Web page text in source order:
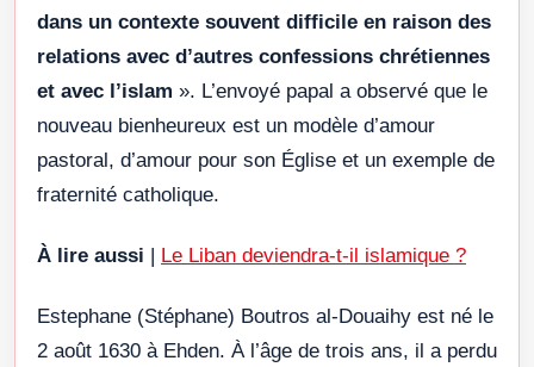
dans un contexte souvent difficile en raison des
relations avec d’autres confessions chrétiennes
et avec l’islam ». L’envoyé papal a observé que le
nouveau bienheureux est un modèle d’amour
pastoral, d’amour pour son Église et un exemple de
fraternité catholique.
À lire aussi | Le Liban deviendra-t-il islamique ?
Estephane (Stéphane) Boutros al-Douaihy est né le
2 août 1630 à Ehden. À l’âge de trois ans, il a perdu